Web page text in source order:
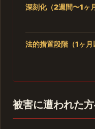
深刻化（2週間〜1ヶ
法的措置段階（1ヶ月
被害に遭われた